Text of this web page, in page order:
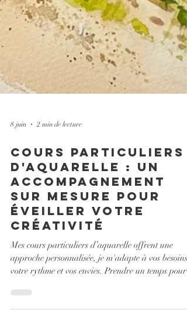
8 juin 2 min de lecture
cours Particuliers
d'Aquarelle : Un
Accompagnement
Sur Mesure pour
Éveiller Votre
Créativité
Mes cours particuliers d’aquarelle offrent une
approche personnalisée, je m'adapte à vos